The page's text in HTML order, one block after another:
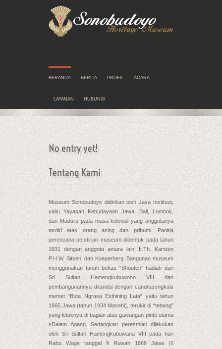
BERANDA BERITA PROFIL ACARA
LAYANAN HUBUNGI
No entry yet!
Tentang Kami
Museum Sonobudoyo didirikan oleh Java Instituut,
yaitu Yayasan Kebudayaan Jawa, Bali, Lombok,
dan Madura pada masa kolonial yang anggotanya
terdiri atas orang asing dan pribumi. Panitia
perencana pendirian museum dibentuk pada tahun
1931 dengan anggota antara lain: Ir.Th. Karsten
P.H.W. Sitsen, dan Koeperberg. Bangunan museum
menggunakan tanah bekas “Shouten” hadiah dari
Sri Sultan Hamengkubuwono VIII dan
pembangunannya ditandai dengan candrasengkala
memet “Buta Ngrasa Esthining Lata” yaitu tahun
1865 Jawa (tahun 1934 Masehi), terukir di “tebeng”
yang letaknya di bagian atas gawangan pintu utama
nDalem Ageng. Sedangkan peresmian dilakukan
oleh Sri Sultan Hamengkubuwana VIII pada hari
Rabu Wage tanggal 9 Ruwah 1866 Jawa (6